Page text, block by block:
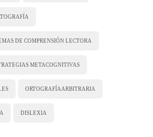
DE COMPRENSIÓN LECTORA
METACOGNITIVAS
ORTOGRAFÍA ARBITRARIA
DISLEXIA